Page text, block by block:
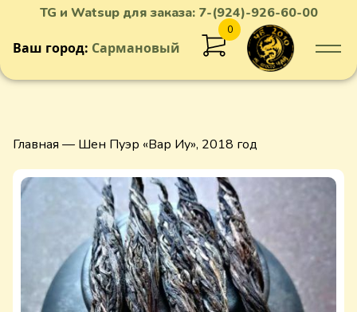
TG и Watsup для заказа: 7-(924)-926-60-00
Ваш город: Сармановый
0
Главная — Шен Пуэр «Вар Иу», 2018 год